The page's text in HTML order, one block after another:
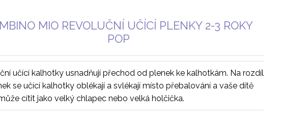
MIO REVOLUČNÍ UČÍCÍ PLENKY 2-3 ROKY
POP
učící kalhotky usnadňují přechod od plenek ke kalhotkám. Na rozdíl
se učící kalhotky oblékají a svlékají místo přebalování a vaše dítě
cítit jako velký chlapec nebo velká holčička.